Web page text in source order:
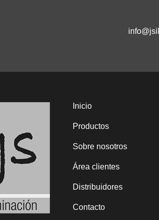
Inicio
Productos
Sobre nosotros
Área clientes
Distribuidores
Contacto